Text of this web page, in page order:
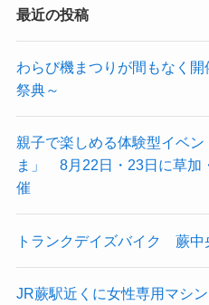
最近の投稿
わらび機まつりが間もなく
祭典～
親子で楽しめる体験型イベ
ま」 8月22日・23日に草加
催
トランクデイズバイク 蕨中
JR蕨駅近くに女性専用マシ